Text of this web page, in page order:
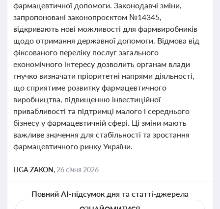
фармацевтичної допомоги. Законодавчі зміни,
запропоновані законопроєктом №14345,
відкривають нові можливості для фармвиробників
щодо отримання державної допомоги. Відмова від
фіксованого переліку послуг загального
економічного інтересу дозволить органам влади
гнучко визначати пріоритетні напрями діяльності,
що сприятиме розвитку фармацевтичного
виробництва, підвищенню інвестиційної
привабливості та підтримці малого і середнього
бізнесу у фармацевтичній сфері. Ці зміни мають
важливе значення для стабільності та зростання
фармацевтичного ринку України.
LIGA ZAKON, 26 січня 2026
Повний AI-підсумок дня та статті-джерела